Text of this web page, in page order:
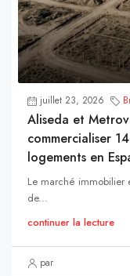
juillet 23, 2026
Aliseda et
commercialiser
logements en
Le marché immobilier
de...
continuer la lecture
par